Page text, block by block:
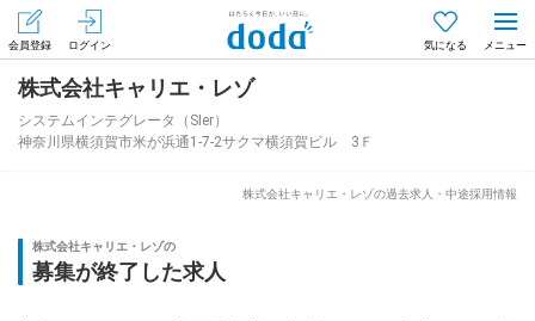
会員登録 ログイン 気になる
会員登録（無料）
求人を探す
株式会社キャリエ・レゾ
システムインテグレータ（SIer）
神奈川県横須賀市米が浜通1-7-2サクマ横須賀ビル 3Ｆ
株式会社キャリエ・レゾの過去求人・中途採用情報
株式会社キャリエ・レゾの
募集が終了した求人